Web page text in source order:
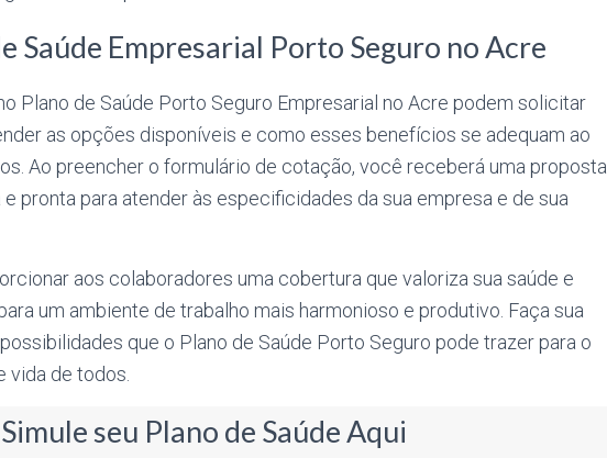
Saúde Empresarial Porto Seguro no Acre
Plano de Saúde Porto Seguro Empresarial no Acre podem solicitar
as opções disponíveis e como esses benefícios se adequam ao
Ao preencher o formulário de cotação, você receberá uma proposta
pronta para atender às especificidades da sua empresa e de sua
aos colaboradores uma cobertura que valoriza sua saúde e
um ambiente de trabalho mais harmonioso e produtivo. Faça sua
que o Plano de Saúde Porto Seguro pode trazer para o
vida de todos.
Simule seu Plano de Saúde Aqui